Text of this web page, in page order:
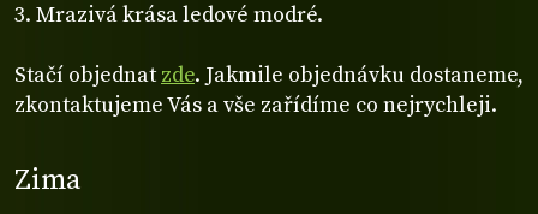
3. Mrazivá krása ledové modré.
Stačí objednatzde. Jakmile objednávku dostaneme,
zkontaktujeme Vás a vše zařídíme co nejrychleji.
Zima